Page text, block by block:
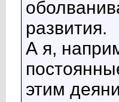
развития.
А я,
этим